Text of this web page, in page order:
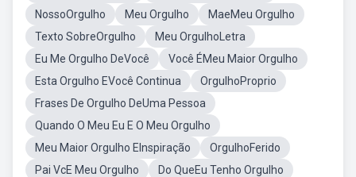
NossoOrgulho
Meu Orgulho
MaeMeu Orgulho
Texto SobreOrgulho
Meu OrgulhoLetra
Eu Me Orgulho DeVocê
Você ÉMeu Maior Orgulho
Esta Orgulho EVocê Continua
OrgulhoProprio
Frases De Orgulho DeUma Pessoa
Quando O Meu Eu E O Meu Orgulho
Meu Maior Orgulho EInspiração
OrgulhoFerido
Pai VcE Meu Orgulho
Do QueEu Tenho Orgulho